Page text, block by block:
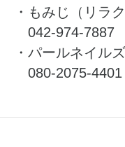
・もみじ（リラ
042-974-7887
・パールネイル
080-2075-4401